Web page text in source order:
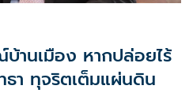
านเมือง หากปล่อยไร้
า ทุจริตเต็มแผ่นดิน